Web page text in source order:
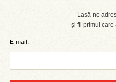
Lasă-ne
și fii primul care
E-mail: